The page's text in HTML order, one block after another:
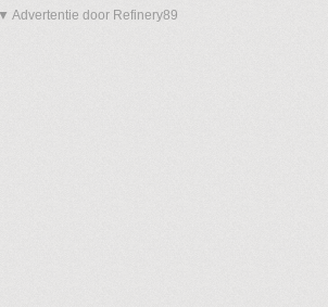
▼ Advertentie door Refinery89